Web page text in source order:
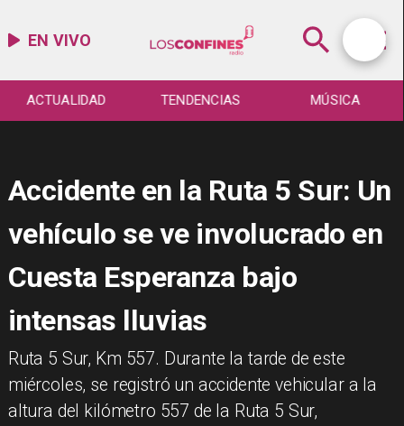
EN VIVO
ACTUALIDAD TENDENCIAS MÚSICA
Accidente en la Ruta 5 Sur: Un
vehículo se ve involucrado en
Cuesta Esperanza bajo
intensas lluvias
​Ruta 5 Sur, Km 557. Durante la tarde de este
miércoles, se registró un accidente vehicular a la
altura del kilómetro 557 de la Ruta 5 Sur,